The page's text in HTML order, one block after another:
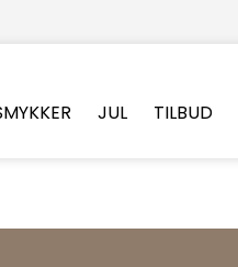
JUL TILBUD